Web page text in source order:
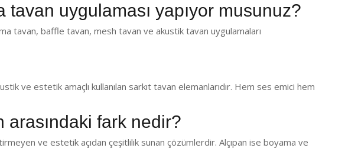
uygulaması yapıyor musunuz?
tavan, baffle tavan, mesh tavan ve akustik tavan uygulamaları
ve estetik amaçlı kullanılan sarkıt tavan elemanlarıdır. Hem ses emici hem
arasındaki fark nedir?
ve estetik açıdan çeşitlilik sunan çözümlerdir. Alçıpan ise boyama ve